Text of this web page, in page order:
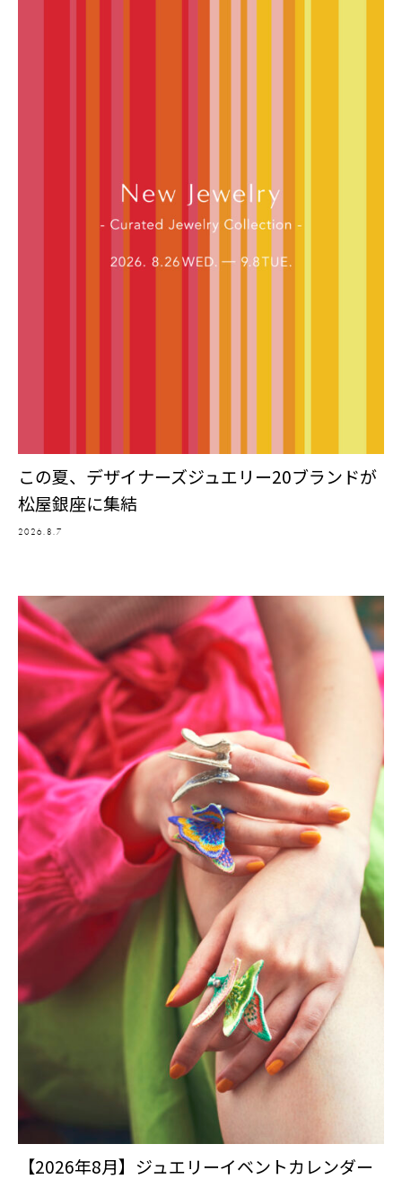
この夏、デザイナーズジュエリー20ブランドが
松屋銀座に集結
2026.8.7
【2026年8月】ジュエリーイベントカレンダー